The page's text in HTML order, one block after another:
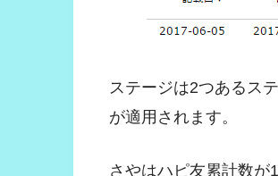
ステージは2つあるス
が適用されます。
さやはハピ友累計数が